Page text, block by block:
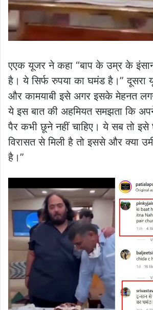
एएक यूजर ने कहा “बाप के उम्र के
है। ये सिर्फ रुपया का घमंड है।” दूसरा
और कामयाबी इसे अगर इसके मेहनत
ये इस बात की अहमियत समझता कि
पैर कभी छूने नहीं चाहिए। ये सब तो इसे
विरासत से मिली है तो इससे और क्या
है।”